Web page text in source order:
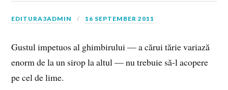
EDITURA3ADMIN 16 SEPTEMBER 2011
Gustul impetuos al ghimbirului — a cărui tărie variază
enorm de la un sirop la altul — nu trebuie să‑l acopere
pe cel de lime.